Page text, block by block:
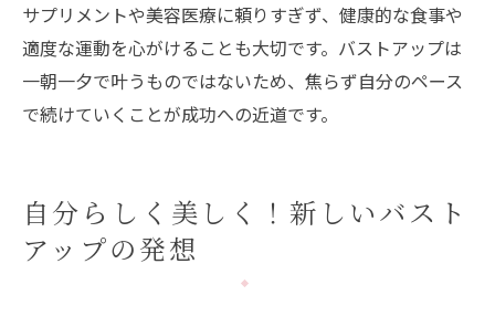
サプリメントや美容医療に頼りすぎず、健康的な食事や
適度な運動を心がけることも大切です。バストアップは
一朝一夕で叶うものではないため、焦らず自分のペース
で続けていくことが成功への近道です。
自分らしく美しく！新しいバスト
アップの発想